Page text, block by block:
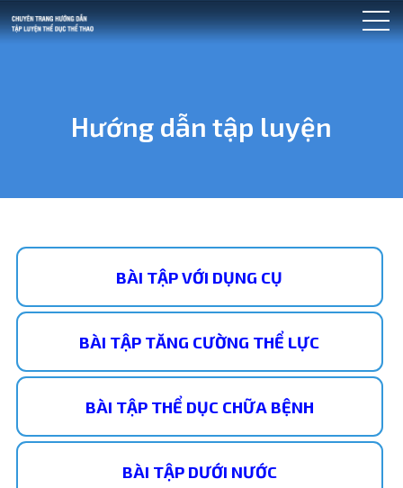
Hướng dẫn tập luyện
BÀI TẬP VỚI DỤNG CỤ
BÀI TẬP TĂNG CƯỜNG THỂ LỰC
BÀI TẬP THỂ DỤC CHỮA BỆNH
BÀI TẬP DƯỚI NƯỚC